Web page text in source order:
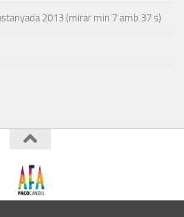
2013 (mirar min 7 amb 37 s)
y otras